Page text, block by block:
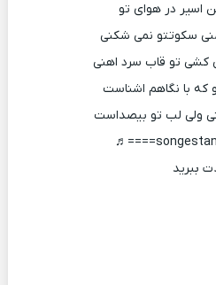
اسیر در هوای تو
سکوتتو نمی شکنی
کشی تو قاب سرد اهنی
که با نگاهم اشناست
ولی لب تو بیصداست
ببرید